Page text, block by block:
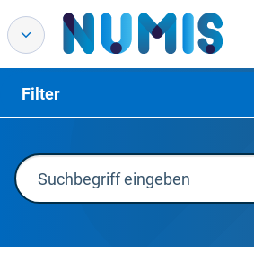
Filter